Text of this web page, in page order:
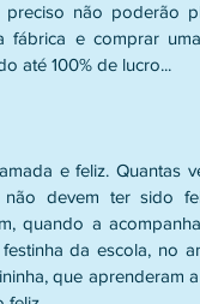
não poderão
fábrica e comprar
até 100% de lucro...
e feliz. Quantas
devem ter sido
quando a
da escola, no
que aprenderam